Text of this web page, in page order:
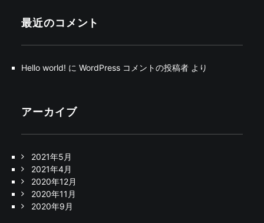
最近のコメント
Hello world! に WordPress コメントの投稿者 より
アーカイブ
2021年5月
2021年4月
2020年12月
2020年11月
2020年9月